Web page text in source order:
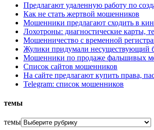
Предлагают удаленную работу по
Как не стать жертвой мошенников
Мошенники предлагают сходить в
Лохотроны: диагностические карты,
Мошенничество с временной
Жулики придумали несуществующий
Мошенники по продаже фальшивых
Список сайтов мошенников
На сайте предлагают купить права,
Telegram: список мошенников
темы
темы